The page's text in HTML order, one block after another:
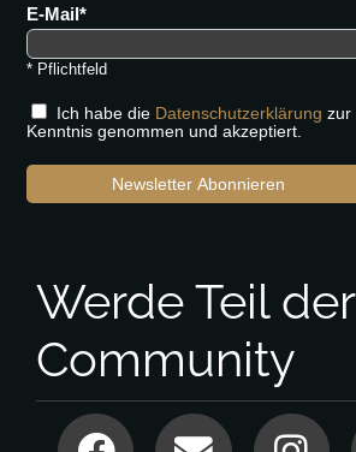
E-Mail
* Pflichtfeld
Ich habe die Datenschutzerklärung zur
Kenntnis genommen und akzeptiert.
Newsletter Abonnieren
Werde Teil der
Community